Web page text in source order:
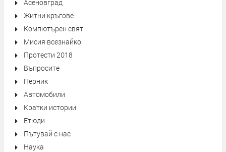
Асеновград
Житни кръгове
Компютърен свят
Мисия всезнайко
Протести 2018
Въпросите
Перник
Автомобили
Кратки истории
Етюди
Пътувай с нас
Наука